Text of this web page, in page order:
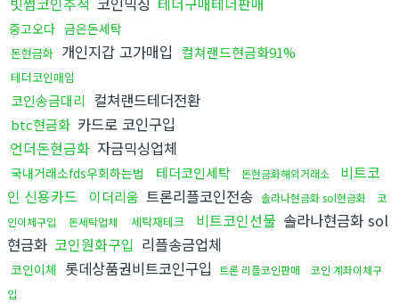
중고오다 금은돈세탁
돈현금화 개인지갑 고가매입 컬쳐랜드현금화91%
테더코인매입
코인송금대리 컬쳐랜드테더전환
btc현금화 카드로 코인구입
언더돈현금화 자금믹싱업체
국내거래소fds우회하는법 테더코인세탁 돈현금화해외거래소
비트코
인 신용카드
이더리움 트론리플코인전송 솔라나현금화 sol현금화
코
인이체구입
돈세탁업체 세탁재테크 비트코인선물 솔라나현금화 sol
현금화 코인원화구입 리플송금업체
코인이체 롯데상품권비트코인구입 트론 리플코인판매
코인 계좌이체구
입